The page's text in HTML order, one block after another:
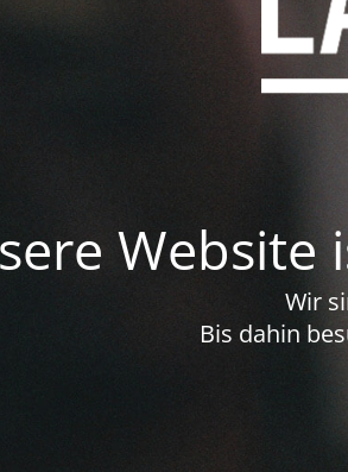
Website
Wir
Bis dahin